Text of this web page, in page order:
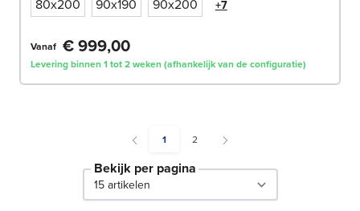
80x200 90x190 90x200 +7
Vanaf € 999,00
Levering binnen 1 tot 2 weken (afhankelijk van de configuratie)
You're currently reading page
1 Pagina
2
Bekijk per pagina